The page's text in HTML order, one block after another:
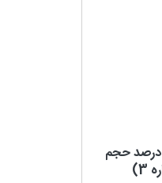
اکسیدان پیکارو 12 درصد حجم